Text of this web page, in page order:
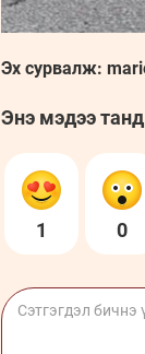
Эх сурвалж:
Энэ мэдээ
1 0